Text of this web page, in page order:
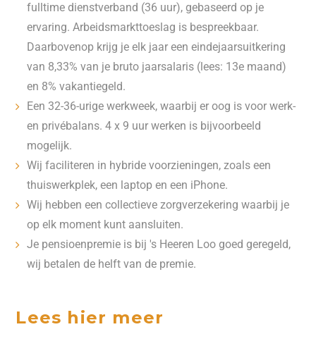
fulltime dienstverband (36 uur), gebaseerd op je
ervaring. Arbeidsmarkttoeslag is bespreekbaar.
Daarbovenop krijg je elk jaar een eindejaarsuitkering
van 8,33% van je bruto jaarsalaris (lees: 13e maand)
en 8% vakantiegeld.
Een 32-36-urige werkweek, waarbij er oog is voor werk-
en privébalans. 4 x 9 uur werken is bijvoorbeeld
mogelijk.
Wij faciliteren in hybride voorzieningen, zoals een
thuiswerkplek, een laptop en een iPhone.
Wij hebben een collectieve zorgverzekering waarbij je
op elk moment kunt aansluiten.
Je pensioenpremie is bij 's Heeren Loo goed geregeld,
wij betalen de helft van de premie.
Lees hier meer